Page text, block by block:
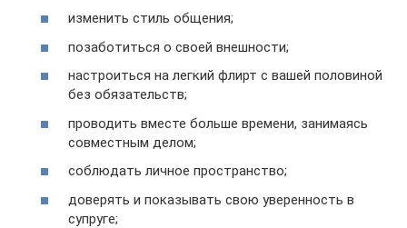
изменить стиль общения;
позаботиться о своей внешности;
настроиться на легкий флирт с вашей половиной
без обязательств;
проводить вместе больше времени, занимаясь
совместным делом;
соблюдать личное пространство;
доверять и показывать свою уверенность в
супруге;